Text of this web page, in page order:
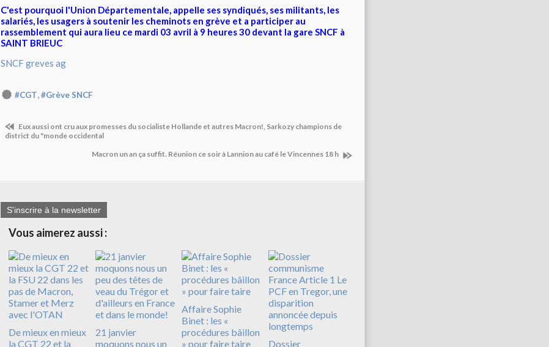
C'est pourquoi l'Union Départementale, appelle ses syndiqués, ses militants, les
salariés, les usagers à soutenir les cheminots en grève et a participer au
rassemblement qui aura lieu ce mardi 03 avril à 9 heures 30 devant la gare SNCF à
SAINT BRIEUC
SNCFgreves ag
#CGT,#Grève SNCF
Eux aussi ont cru aux promesses du socialiste Hollande et autres Macron!, Sarkozy champions de
district du "monde occidental
Macron un an ça suffit. Réunion ce soir à Lannion au café le Vincennes 18 h
S'inscrire à la newsletter
Vous aimerez aussi :
De mieux en mieux
la CGT 22 et la
21 janvier
moquons nous un
Affaire Sophie
Binet : les «
procédures bâillon
» pour faire taire
Dossier